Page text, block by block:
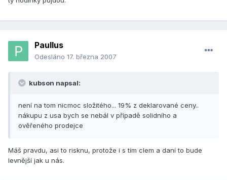
Paullus
Odesláno 17. března 2007
kubson napsal:
není na tom nicmoc složitého... 19% z deklarované ceny..
nákupu z usa bych se nebál v případě solidního a
ověřeného prodejce
Máš pravdu, asi to risknu, protože i s tím clem a daní to bude
levnější jak u nás.